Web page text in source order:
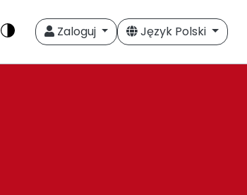
Zaloguj Język Polski